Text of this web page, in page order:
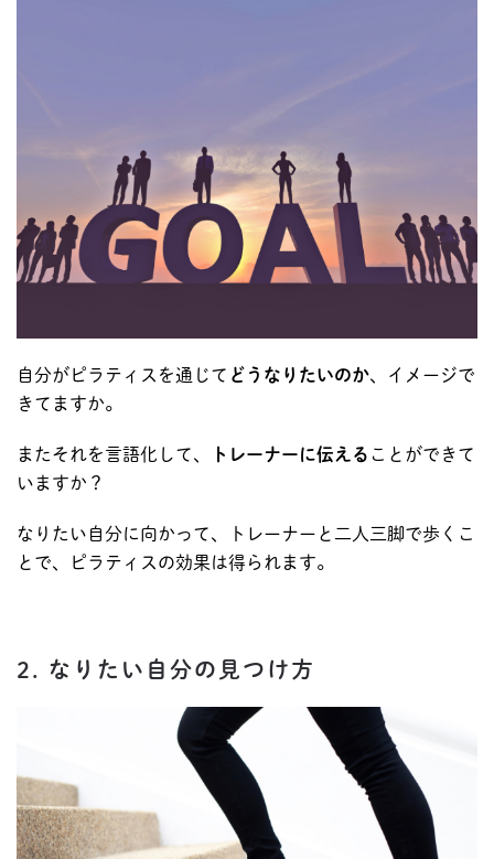
自分がピラティスを通じて どうなりたいのか、イメージで
きてますか。
またそれを言語化して、 トレーナーに伝える ことができて
いますか？
なりたい自分に向かって、トレーナーと二人三脚で歩くこ
とで、ピラティスの効果は得られます。
2. なりたい自分の見つけ方